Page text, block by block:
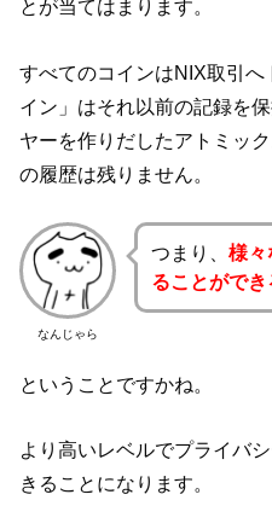
とが当てはまります。
すべてのコインはNIX取引
イン」はそれ以前の記録を
ヤーを作りだしたアトミッ
の履歴は残りません。
なんじゃら
つまり、 様々
ることができ
ということですかね。
より高いレベルでプライバ
きることになります。